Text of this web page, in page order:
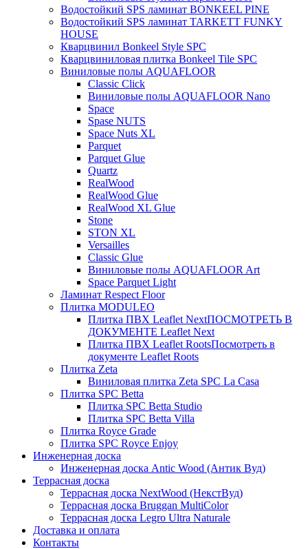
Водостойкий SPS ламинат BONKEEL PINE
Водостойкий SPS ламинат TARKETT FUNKY
HOUSE
Кварцвинил Bonkeel Style SPC
Кварцвиниловая плитка Bonkeel Tile SPC
Виниловые полы AQUAFLOOR
Classic Click
Виниловые полы AQUAFLOOR Nano
Space
Spase NUTS
Space Nuts XL
Parquet
Parquet Glue
Quartz
RealWood
RealWood Glue
RealWood XL Glue
Stone
STON XL
Versailles
Classic Glue
Виниловые полы AQUAFLOOR Art
Space Parquet Light
Ламинат Respect Floor
Плитка MODULEO
Плитка ПВХ Leaflet NextПОСМОТРЕТЬ В
ДОКУМЕНТЕ Leaflet Next
Плитка ПВХ Leaflet RootsПосмотреть в
документе Leaflet Roots
Плитка Zeta
Виниловая плитка Zeta SPC La Casa
Плитка SPC Betta
Плитка SPC Betta Studio
Плитка SPC Betta Villa
Плитка Royce Grade
Плитка SPC Royce Enjoy
Инженерная доска
Инженерная доска Antic Wood (Антик Вуд)
Террасная доска
Террасная доска NextWood (НекстВуд)
Террасная доска Bruggan MultiColor
Террасная доска Legro Ultra Naturale
Доставка и оплата
Контакты